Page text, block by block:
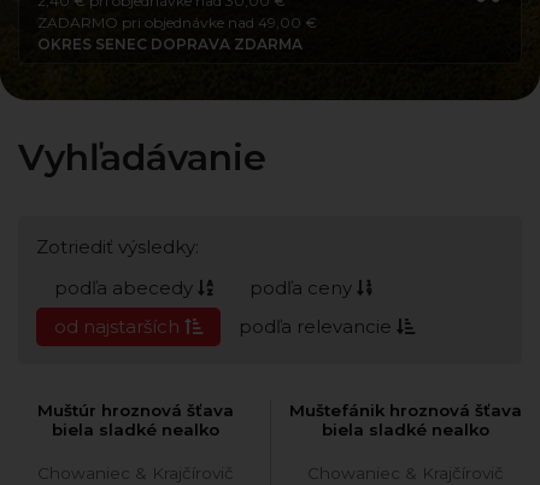
ZADARMO pri objednávke nad 49,00 €
OKRES SENEC DOPRAVA ZDARMA
Vyhľadávanie
Zotriediť výsledky:
podľa abecedy
podľa ceny
od najstarších
podľa relevancie
Muštúr hroznová šťava
biela sladké nealko
Chowaniec & Krajčírovič
Muštefánik hroznová šťava
biela sladké nealko
Chowaniec & Krajčírovič